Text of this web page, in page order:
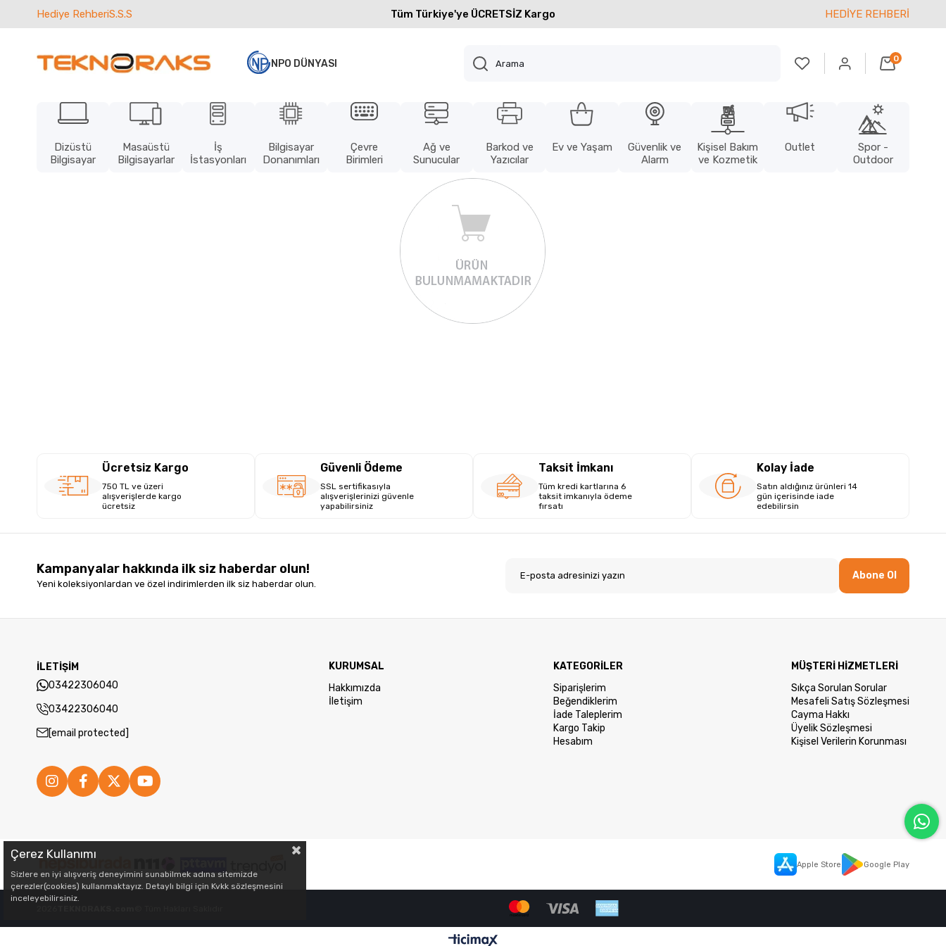
Hediye RehberiS.S.S Tüm Türkiye'ye ÜCRETSİZ Kargo HEDİYE REHBERİ
NPO DÜNYASI 0
Dizüstü
Bilgisayar
Masaüstü
Bilgisayarlar
İş
İstasyonları
Bilgisayar
Donanımları
Çevre
Birimleri
Ağ ve
Sunucular
Barkod ve
Yazıcılar
Ev ve Yaşam
Güvenlik ve
Alarm
Kişisel Bakım
ve Kozmetik
Outlet
Spor -
Outdoor
Ücretsiz Kargo
750 TL ve üzeri
alışverişlerde kargo
ücretsiz
Güvenli Ödeme
SSL sertifikasıyla
alışverişlerinizi güvenle
yapabilirsiniz
Taksit İmkanı
Tüm kredi kartlarına 6
taksit imkanıyla ödeme
fırsatı
Kolay İade
Satın aldığınız ürünleri 14
gün içerisinde iade
edebilirsin
Kampanyalar hakkında ilk siz haberdar olun!
Yeni koleksiyonlardan ve özel indirimlerden ilk siz haberdar olun.
Abone Ol
İLETİŞİM
03422306040
03422306040
[email protected]
KURUMSAL
Hakkımızda
İletişim
KATEGORİLER
Siparişlerim
Beğendiklerim
İade Taleplerim
Kargo Takip
Hesabım
MÜŞTERİ HİZMETLERİ
Sıkça Sorulan Sorular
Mesafeli Satış Sözleşmesi
Cayma Hakkı
Üyelik Sözleşmesi
Kişisel Verilerin Korunması
Apple Store Google Play
Çerez Kullanımı
Sizlere en iyi alışveriş deneyimini sunabilmek adına sitemizde
çerezler(cookies) kullanmaktayız. Detaylı bilgi için Kvkk sözleşmesini
inceleyebilirsiniz.